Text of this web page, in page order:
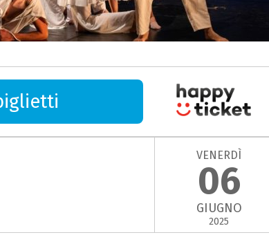
VENERDÌ
06
GIUGNO
2025